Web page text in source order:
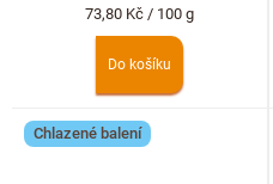
Měrná
cena:
73,80 Kč / 100 g
Do košíku
Chlazené balení